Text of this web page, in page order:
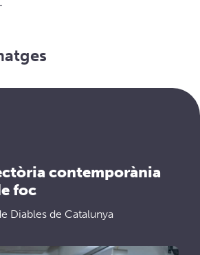
contemporània
foc
Diables de Catalunya